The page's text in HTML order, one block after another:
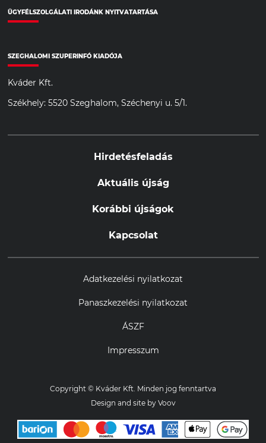
ÜGYFÉLSZOLGÁLATI IRODÁNK NYITVATARTÁSA
SZEGHALOMI SZUPERINFÓ KIADÓJA
Kváder Kft.
Székhely: 5520 Szeghalom, Széchenyi u. 5/1.
Hirdetésfeladás
Aktuális újság
Korábbi újságok
Kapcsolat
Adatkezelési nyilatkozat
Panaszkezelési nyilatkozat
ÁSZF
Impresszum
Copyright © Kváder Kft. Minden jog fenntartva
Design and site by Voov